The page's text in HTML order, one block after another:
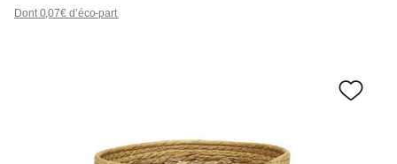
Dont 0,07€ d’éco-part